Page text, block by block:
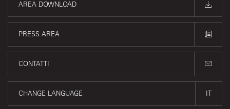
AREA DOWNLOAD
PRESS AREA
CONTATTI
CHANGE LANGUAGE IT